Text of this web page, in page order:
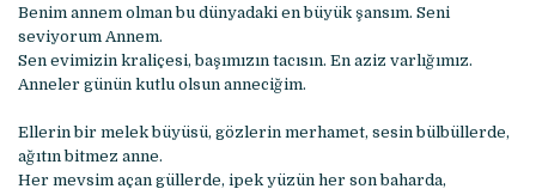
Benim annem olman bu dünyadaki en büyük şansım. Seni
seviyorum Annem.
Sen evimizin kraliçesi, başımızın tacısın. En aziz varlığımız.
Anneler günün kutlu olsun anneciğim.
Ellerin bir melek büyüsü, gözlerin merhamet, sesin bülbüllerde,
ağıtın bitmez anne.
Her mevsim açan güllerde, ipek yüzün her son baharda,